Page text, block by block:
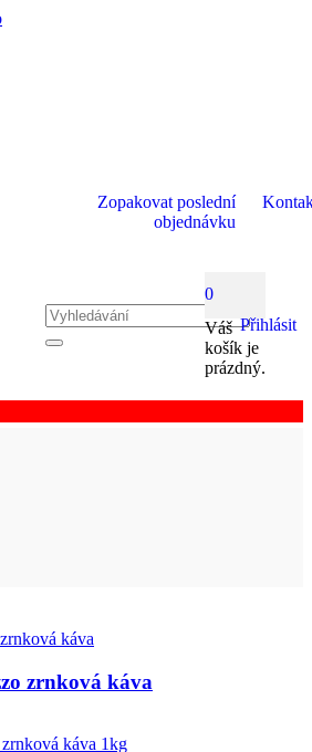
Zopakovat poslední
objednávku
0
Váš
košík je
prázdný.
Přihlásit
zrnková káva